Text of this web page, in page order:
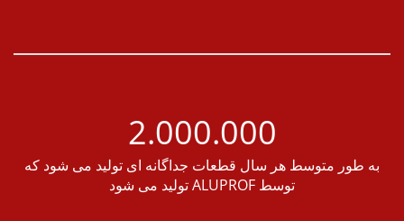
2.000.000
طور متوسط هر سال قطعات جداگانه ای تولید می شود که
توسط ALUPROF تولید می شود